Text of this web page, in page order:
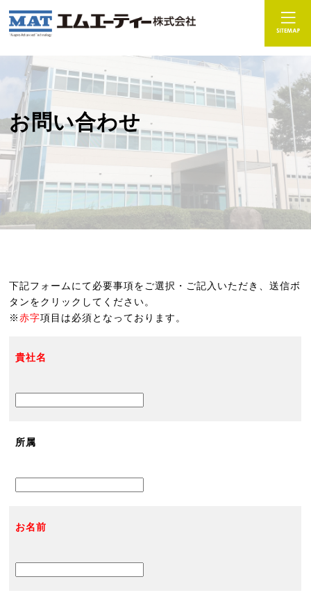
お問い合わせ
下記フォームにて必要事項をご選択・ご記入いただき、送信ボ
タンをクリックしてください。
※赤字項目は必須となっております。
貴社名
所属
お名前